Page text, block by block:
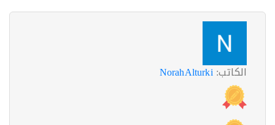
الكاتب:NorahAlturki